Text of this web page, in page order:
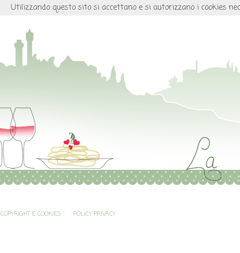
COPYRIGHT E COOKIES POLICY PRIVACY
Utilizzando questo sito si accettano e si autorizzano i cookies